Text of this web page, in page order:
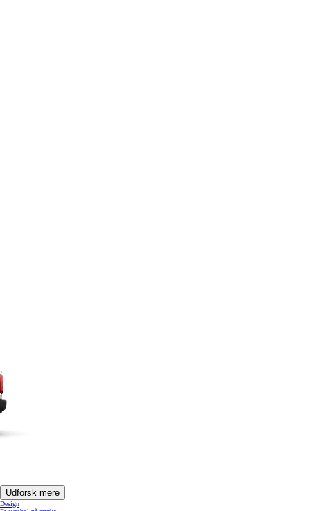
Udforsk mere
Design